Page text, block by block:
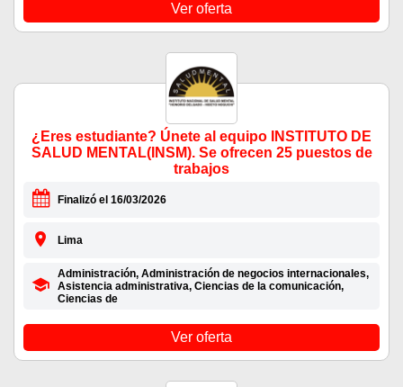
Ver oferta
¿Eres estudiante? Únete al equipo INSTITUTO DE
SALUD MENTAL(INSM). Se ofrecen 25 puestos de
trabajos
Finalizó el 16/03/2026
Lima
Administración, Administración de negocios internacionales,
Asistencia administrativa, Ciencias de la comunicación,
Ciencias de
Ver oferta